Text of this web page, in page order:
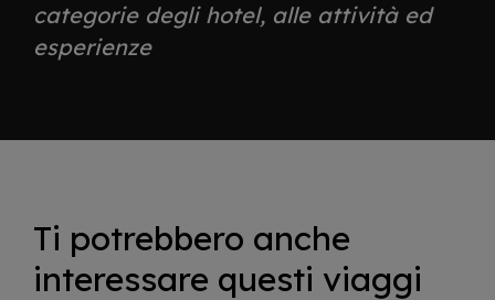
categorie degli hotel, alle attività ed
esperienze
Ti potrebbero anche
interessare questi viaggi